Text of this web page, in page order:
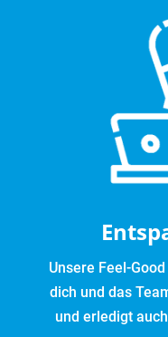
Unsere Feel-
dich und das
und erledigt